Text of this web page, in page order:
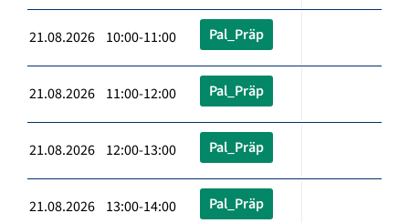
21.08.2026 10:00-11:00 Pal_Präp
21.08.2026 11:00-12:00 Pal_Präp
21.08.2026 12:00-13:00 Pal_Präp
21.08.2026 13:00-14:00 Pal_Präp